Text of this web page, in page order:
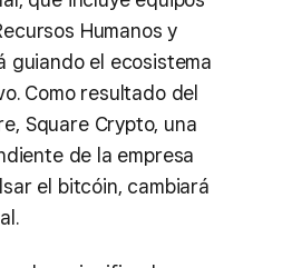
Humanos y
guiando el ecosistema
Como resultado del
Square Crypto, una
de la empresa
el bitcóin, cambiará